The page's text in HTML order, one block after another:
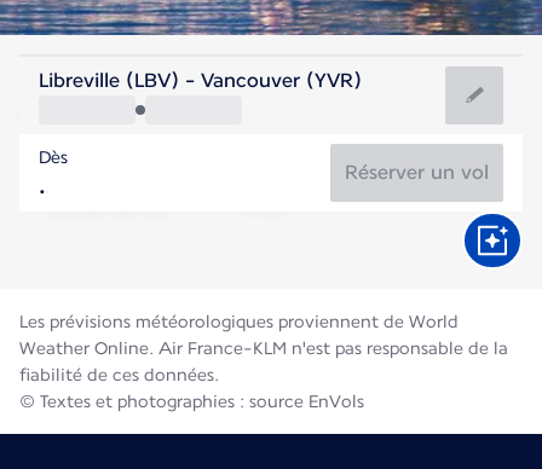
Canada
Vancouver
Canada
Libreville (LBV) - Vancouver (YVR)
Dès
Réserver un vol
Les prévisions météorologiques proviennent de World
Weather Online. Air France-KLM n'est pas responsable de la
fiabilité de ces données.
© Textes et photographies : source EnVols